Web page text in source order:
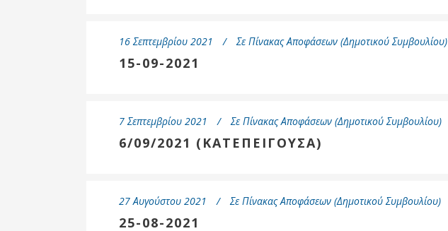
16 Σεπτεμβρίου 2021 Σε Πίνακας Αποφάσεων (Δημοτικού Συμβουλίου)
15-09-2021
7 Σεπτεμβρίου 2021 Σε Πίνακας Αποφάσεων (Δημοτικού Συμβουλίου)
6/09/2021 (ΚΑΤΕΠΕΙΓΟΥΣΑ)
27 Αυγούστου 2021 Σε Πίνακας Αποφάσεων (Δημοτικού Συμβουλίου)
25-08-2021